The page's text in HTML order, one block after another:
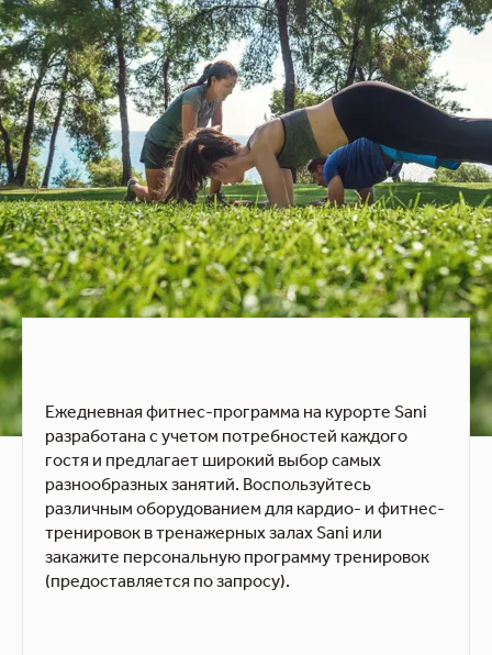
Ежедневная фитнес-программа на курорте Sani
разработана с учетом потребностей каждого
гостя и предлагает широкий выбор самых
разнообразных занятий. Воспользуйтесь
различным оборудованием для кардио- и фитнес-
тренировок в тренажерных залах Sani или
закажите персональную программу тренировок
(предоставляется по запросу).